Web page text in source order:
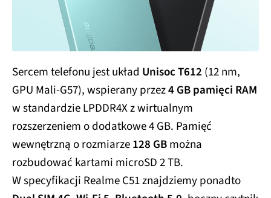
Sercem telefonu jest układ Unisoc T612 (12 nm,
GPU Mali-G57), wspierany przez4 GB pamięci RAM
w standardzie LPDDR4X z wirtualnym
rozszerzeniem o dodatkowe 4 GB. Pamięć
wewnętrzną o rozmiarze128 GBmożna
rozbudować kartami microSD 2 TB.
W specyfikacji Realme C51 znajdziemy ponadto